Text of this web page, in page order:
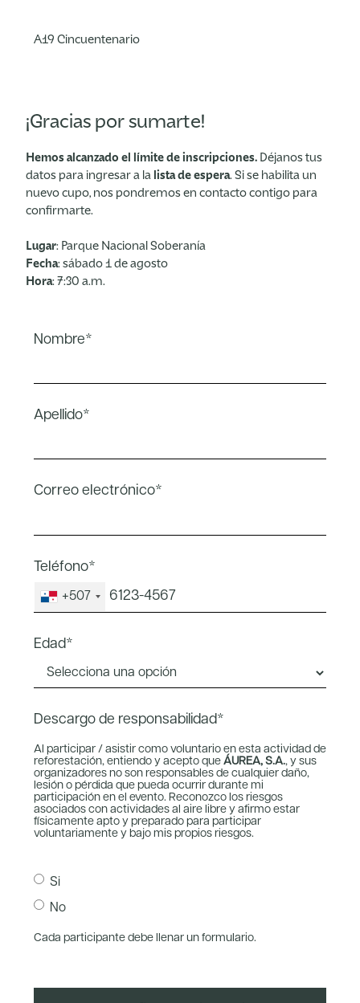
A19 Cincuentenario
¡Gracias por sumarte!
Hemos alcanzado el límite de inscripciones. Déjanos tus
datos para ingresar a la lista de espera. Si se habilita un
nuevo cupo, nos pondremos en contacto contigo para
confirmarte.
Lugar: Parque Nacional Soberanía
Fecha: sábado 1 de agosto
Hora: 7:30 a.m.
Nombre*
Apellido*
Correo electrónico*
Teléfono*
+507
Edad*
Descargo de responsabilidad*
Al participar / asistir como voluntario en esta actividad de
reforestación, entiendo y acepto que ÁUREA, S.A., y sus
organizadores no son responsables de cualquier daño,
lesión o pérdida que pueda ocurrir durante mi
participación en el evento. Reconozco los riesgos
asociados con actividades al aire libre y afirmo estar
físicamente apto y preparado para participar
voluntariamente y bajo mis propios riesgos.
Si
No
Cada participante debe llenar un formulario.